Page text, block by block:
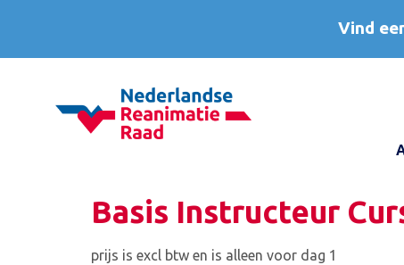
Vind
Basis Instructeur
prijs is excl btw en is alleen voor dag 1